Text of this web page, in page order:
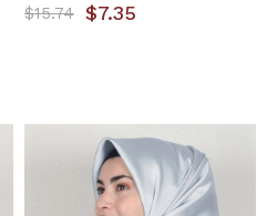
$7.35
$15.74